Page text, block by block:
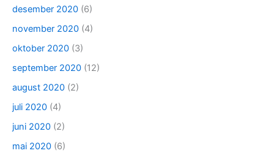
desember 2020 (6)
november 2020 (4)
oktober 2020 (3)
september 2020 (12)
august 2020 (2)
juli 2020 (4)
juni 2020 (2)
mai 2020 (6)